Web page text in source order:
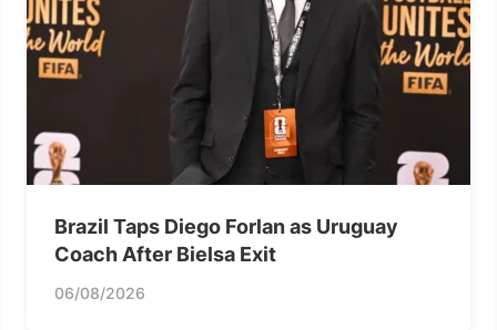
Brazil Taps Diego Forlan as Uruguay
Coach After Bielsa Exit
06/08/2026